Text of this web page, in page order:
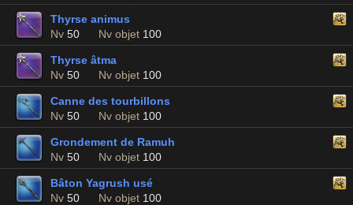
Thyrse animus
Nv 50 Nv objet 100
Thyrse âtma
Nv 50 Nv objet 100
Canne des tourbillons
Nv 50 Nv objet 100
Grondement de Ramuh
Nv 50 Nv objet 100
Bâton Yagrush usé
Nv 50 Nv objet 100